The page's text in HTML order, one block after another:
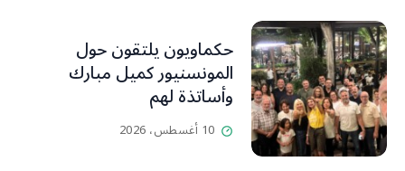
حكماويون يلتقون حول
المونسنيور كميل مبارك
وأساتذة لهم
10 أغسطس، 2026